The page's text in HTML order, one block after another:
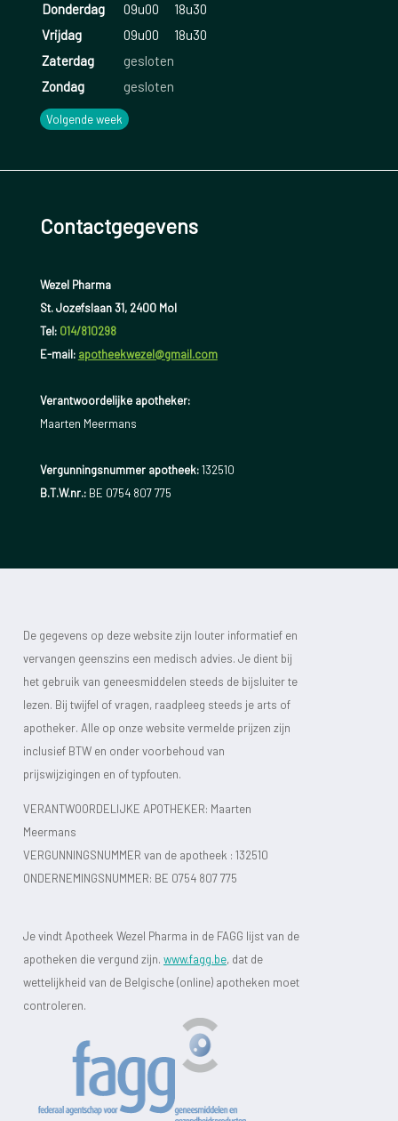
Donderdag
09u00
18u30
Vrijdag
09u00
18u30
Zaterdag
gesloten
Zondag
gesloten
Volgende week
Contactgegevens
Wezel Pharma
St. Jozefslaan 31, 2400 Mol
Tel: 014/810298
E-mail: apotheekwezel@gmail.com
Verantwoordelijke apotheker:
Maarten Meermans
Vergunningsnummer apotheek:132510
B.T.W.nr.:BE 0754 807 775
De gegevens op deze website zijn louter informatief en
vervangen geenszins een medisch advies. Je dient bij
het gebruik van geneesmiddelen steeds de bijsluiter te
lezen. Bij twijfel of vragen, raadpleeg steeds je arts of
apotheker. Alle op onze website vermelde prijzen zijn
inclusief BTW en onder voorbehoud van
prijswijzigingen en of typfouten.
VERANTWOORDELIJKE APOTHEKER: Maarten
Meermans
VERGUNNINGSNUMMER van de apotheek : 132510
ONDERNEMINGSNUMMER: BE 0754 807 775
Je vindt Apotheek Wezel Pharma in de FAGG lijst van de
apotheken die vergund zijn. www.fagg.be, dat de
wettelijkheid van de Belgische (online) apotheken moet
controleren.